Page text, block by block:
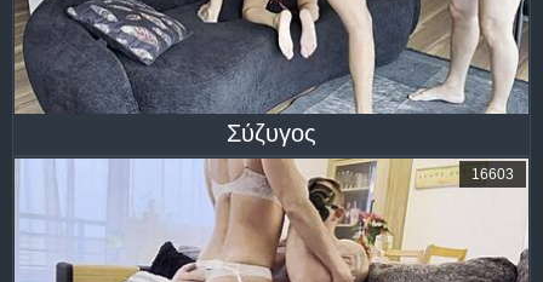
Σύζυγος
16603